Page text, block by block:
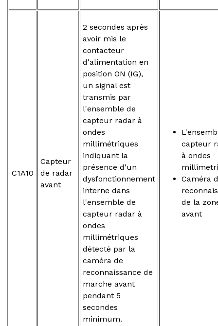
C1A10
Capteur
de radar
avant
2 secondes après
avoir mis le
contacteur
d'alimentation en
position ON (IG),
un signal est
transmis par
l'ensemble de
capteur radar à
ondes
millimétriques
indiquant la
présence d'un
dysfonctionnement
interne dans
l'ensemble de
capteur radar à
ondes
millimétriques
détecté par la
caméra de
reconnaissance de
marche avant
pendant 5
secondes
minimum.
capteur
à ondes
Caméra
de la
avant